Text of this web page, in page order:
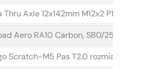
Axle 12x142mm M12x2 P1 Lite
Aero RA10 Carbon, SB0/25, z
Scratch-M5 Pas T2.0 rozmiar 140 mm